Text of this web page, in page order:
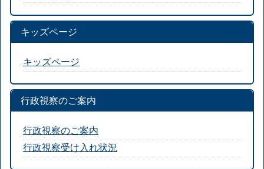
キッズページ
キッズページ
行政視察のご案内
行政視察のご案内
行政視察受け入れ状況